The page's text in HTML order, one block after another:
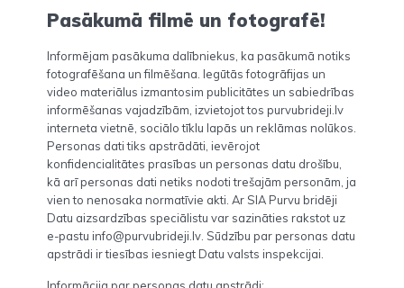
Pasākumā filmē un fotografē!
Informējam pasākuma dalībniekus, ka pasākumā notiks
fotografēšana un filmēšana. Iegūtās fotogrāfijas un
video materiālus izmantosim publicitātes un sabiedrības
informēšanas vajadzībām, izvietojot tos purvubrideji.lv
interneta vietnē, sociālo tīklu lapās un reklāmas nolūkos.
Personas dati tiks apstrādāti, ievērojot
konfidencialitātes prasības un personas datu drošību,
kā arī personas dati netiks nodoti trešajām personām, ja
vien to nenosaka normatīvie akti. Ar SIA Purvu bridēji
Datu aizsardzības speciālistu var sazināties rakstot uz
e-pastu info@purvubrideji.lv. Sūdzību par personas datu
apstrādi ir tiesības iesniegt Datu valsts inspekcijai.
Informācija par personas datu apstrādi: